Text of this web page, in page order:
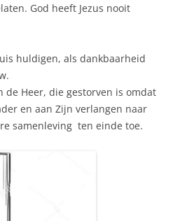
God heeft Jezus nooit
huldigen, als dankbaarheid
de Heer, die gestorven is omdat
en aan Zijn verlangen naar
samenleving ten einde toe.